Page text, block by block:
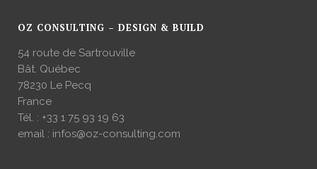
OZ CONSULTING – DESIGN & BUILD
54 route de Sartrouville
Bât. Québec
78230 Le Pecq
France
Tél. : +33 1 75 93 19 63
email : infos@oz-consulting.com